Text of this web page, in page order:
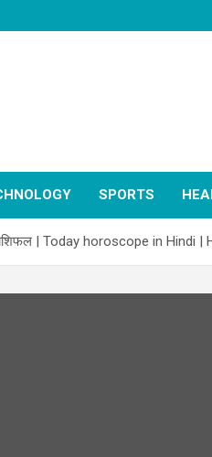
SPORTS
| Today horoscope in Hindi |